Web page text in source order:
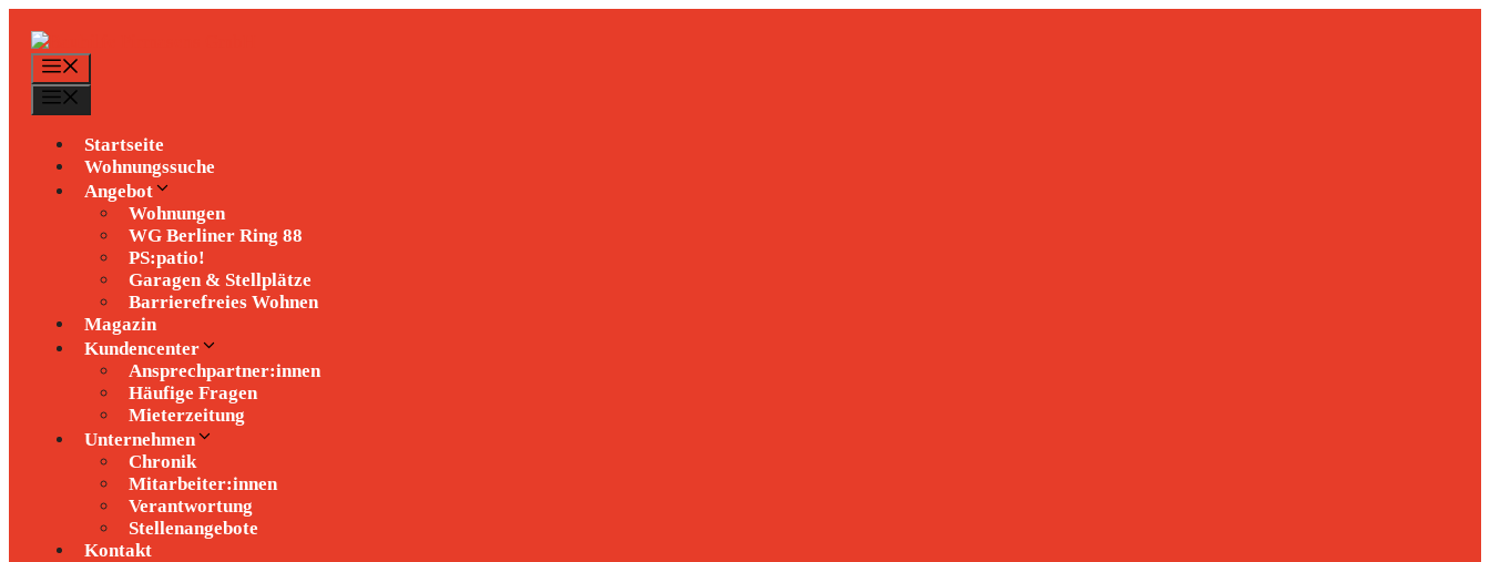
Inhalt
springen
Startseite
Wohnungssuche
Angebot
Wohnungen
WG Berliner Ring 88
PS:patio!
Garagen & Stellplätze
Barrierefreies Wohnen
Magazin
Kundencenter
Ansprechpartner:innen
Häufige Fragen
Mieterzeitung
Unternehmen
Chronik
Mitarbeiter:innen
Verantwortung
Stellenangebote
Kontakt